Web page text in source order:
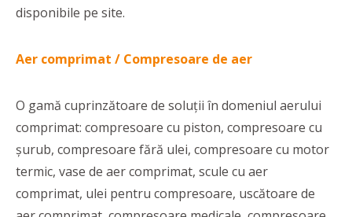
disponibile pe site.
Aer comprimat / Compresoare de aer
O gamă cuprinzătoare de soluții în domeniul aerului
comprimat: compresoare cu piston, compresoare cu
șurub, compresoare fără ulei, compresoare cu motor
termic, vase de aer comprimat, scule cu aer
comprimat, ulei pentru compresoare, uscătoare de